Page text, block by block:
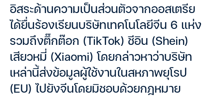
อิสระด้านความเป็นส่วนตัวจากออสเตรีย
ได้ยื่นร้องเรียนบริษัทเทคโนโลยีจีน 6 แห่ง
รวมถึงติ๊กต๊อก (TikTok) ชีอิน (Shein)
เสียวหมี่ (Xiaomi) โดยกล่าวหาว่าบริษัท
เหล่านี้ส่งข้อมูลผู้ใช้งานในสหภาพยุโรป
(EU) ไปยังจีนโดยมิชอบด้วยกฎหมาย